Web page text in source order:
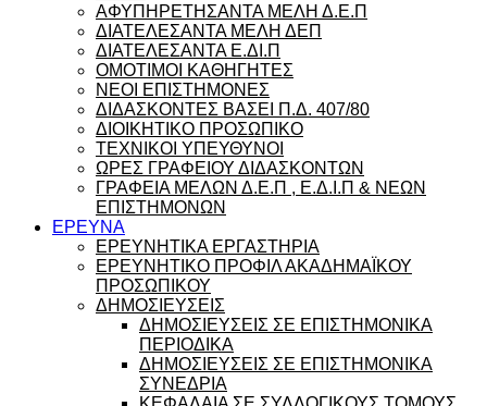
ΑΦΥΠΗΡΕΤΗΣΑΝΤΑ ΜΕΛΗ Δ.Ε.Π
ΔΙΑΤΕΛΕΣΑΝΤΑ ΜΕΛΗ ΔΕΠ
ΔΙΑΤΕΛΕΣΑΝΤΑ Ε.ΔΙ.Π
ΟΜΟΤΙΜΟΙ ΚΑΘΗΓΗΤΕΣ
ΝΕΟΙ ΕΠΙΣΤΗΜΟΝΕΣ
ΔΙΔΑΣΚΟΝΤΕΣ ΒΑΣΕΙ Π.Δ. 407/80
ΔΙΟΙΚΗΤΙΚΟ ΠΡΟΣΩΠΙΚΟ
ΤΕΧΝΙΚΟΙ ΥΠΕΥΘΥΝΟΙ
ΩΡΕΣ ΓΡΑΦΕΙΟΥ ΔΙΔΑΣΚΟΝΤΩΝ
ΓΡΑΦΕΙΑ ΜΕΛΩΝ Δ.Ε.Π , Ε.Δ.Ι.Π & ΝΕΩΝ
ΕΠΙΣΤΗΜΟΝΩΝ
ΕΡΕΥΝΑ
ΕΡΕΥΝΗΤΙΚΑ ΕΡΓΑΣΤΗΡΙΑ
ΕΡΕΥΝΗΤΙΚΟ ΠΡΟΦΙΛ ΑΚΑΔΗΜΑΪΚΟΥ
ΠΡΟΣΩΠΙΚΟΥ
ΔΗΜΟΣΙΕΥΣΕΙΣ
ΔΗΜΟΣΙΕΥΣΕΙΣ ΣΕ ΕΠΙΣΤΗΜΟΝΙΚΑ
ΠΕΡΙΟΔΙΚΑ
ΔΗΜΟΣΙΕΥΣΕΙΣ ΣΕ ΕΠΙΣΤΗΜΟΝΙΚΑ
ΣΥΝΕΔΡΙΑ